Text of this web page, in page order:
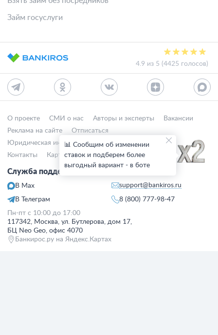
Займ госуслуги
4.9 из 5 (4425 голосов)
О проекте СМИ о нас Авторы и эксперты
Вакансии
Реклама на сайте
Отписаться
Юридическая информация
Персональные данные
Контакты
Карта сайта Деятельность в IT
Служба поддержки клиентов:
В Max
В Телеграм
support@bankiros.ru
8 (800) 777-98-47
Пн-пт с 10:00 до 17:00
117342, Москва, ул. Бутлерова, дом 17,
БЦ Neo Geo, офис 4070
Банкирос.ру на Яндекс.Картах
📊 Сообщим об изменении
ставок и подберем более
выгодный вариант - в боте